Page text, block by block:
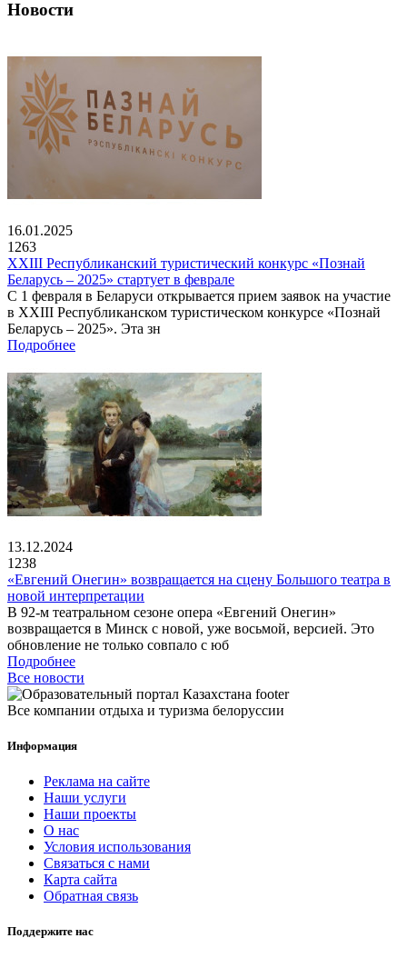
Новости
16.01.2025
1263
XXIII Республиканский туристический конкурс «Познай
Беларусь – 2025» стартует в феврале
С 1 февраля в Беларуси открывается прием заявок на участие
в XXIII Республиканском туристическом конкурсе «Познай
Беларусь – 2025». Эта зн
Подробнее
13.12.2024
1238
«Евгений Онегин» возвращается на сцену Большого театра в
новой интерпретации
В 92-м театральном сезоне опера «Евгений Онегин»
возвращается в Минск с новой, уже восьмой, версией. Это
обновление не только совпало с юб
Подробнее
Все новости
Все компании отдыха и туризма белоруссии
Информация
Реклама на сайте
Наши услуги
Наши проекты
О нас
Условия использования
Связаться с нами
Карта сайта
Обратная связь
Поддержите нас